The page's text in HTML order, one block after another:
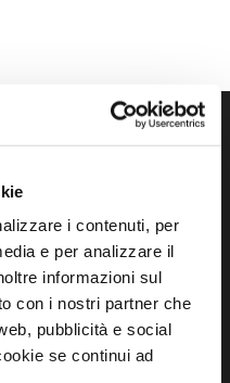
i contenuti, per
e per analizzare il
informazioni sul
con i nostri partner che
pubblicità e social
se continui ad
site of the Union of
Romagna
(RA)
280898